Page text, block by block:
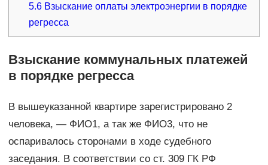
5.6 Взыскание оплаты электроэнергии в порядке
регресса
Взыскание коммунальных платежей
в порядке регресса
В вышеуказанной квартире зарегистрировано 2
человека, — ФИО1, а так же ФИО3, что не
оспаривалось сторонами в ходе судебного
заседания. В соответствии со ст. 309 ГК РФ